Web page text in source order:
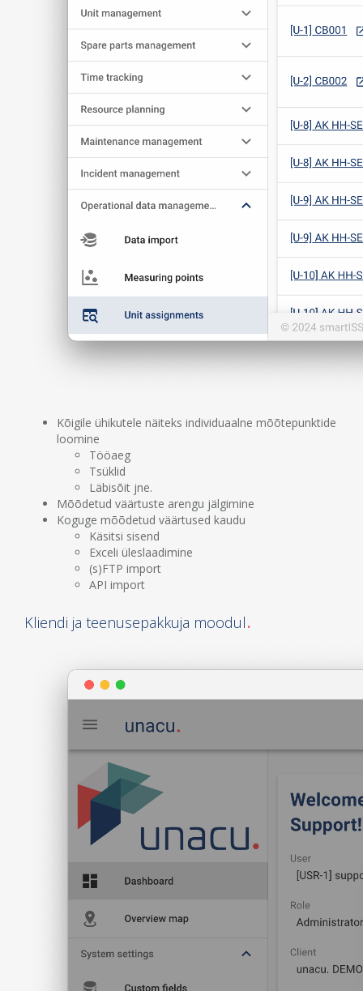
Kõigile ühikutele näiteks individuaalne mõõtepunktide
loomine
Tööaeg
Tsüklid
Läbisõit jne.
Mõõdetud väärtuste arengu jälgimine
Koguge mõõdetud väärtused kaudu
Käsitsi sisend
Exceli üleslaadimine
(s)FTP import
API import
Kliendi ja teenusepakkuja moodul